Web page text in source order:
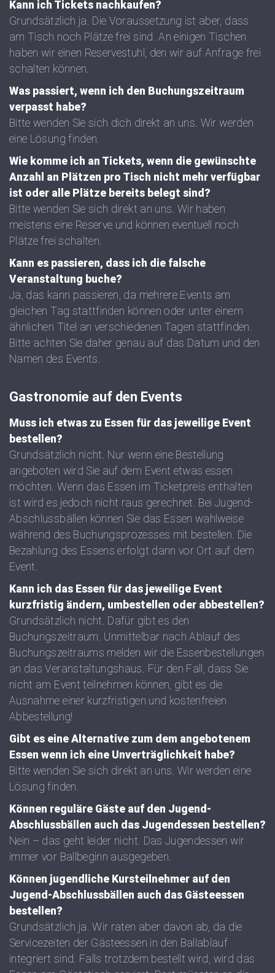
Kann ich Tickets nachkaufen?
Grundsätzlich ja. Die Voraussetzung ist aber, dass
am Tisch noch Plätze frei sind. An einigen Tischen
haben wir einen Reservestuhl, den wir auf Anfrage frei
schalten können.
Was passiert, wenn ich den Buchungszeitraum
verpasst habe?
Bitte wenden Sie sich dich direkt an uns. Wir werden
eine Lösung finden.
Wie komme ich an Tickets, wenn die gewünschte
Anzahl an Plätzen pro Tisch nicht mehr verfügbar
ist oder alle Plätze bereits belegt sind?
Bitte wenden Sie sich direkt an uns. Wir haben
meistens eine Reserve und können eventuell noch
Plätze frei schalten.
Kann es passieren, dass ich die falsche
Veranstaltung buche?
Ja, das kann passieren, da mehrere Events am
gleichen Tag stattfinden können oder unter einem
ähnlichen Titel an verschiedenen Tagen stattfinden.
Bitte achten Sie daher genau auf das Datum und den
Namen des Events.
Gastronomie auf den Events
Muss ich etwas zu Essen für das jeweilige Event
bestellen?
Grundsätzlich nicht. Nur wenn eine Bestellung
angeboten wird Sie auf dem Event etwas essen
möchten. Wenn das Essen im Ticketpreis enthalten
ist wird es jedoch nicht raus gerechnet. Bei Jugend-
Abschlussbällen können Sie das Essen wahlweise
während des Buchungsprozesses mit bestellen. Die
Bezahlung des Essens erfolgt dann vor Ort auf dem
Event.
Kann ich das Essen für das jeweilige Event
kurzfristig ändern, umbestellen oder abbestellen?
Grundsätzlich nicht. Dafür gibt es den
Buchungszeitraum. Unmittelbar nach Ablauf des
Buchungszeitraums melden wir die Essenbestellungen
an das Veranstaltungshaus. Für den Fall, dass Sie
nicht am Event teilnehmen können, gibt es die
Ausnahme einer kurzfristigen und kostenfreien
Abbestellung!
Gibt es eine Alternative zum dem angebotenem
Essen wenn ich eine Unverträglichkeit habe?
Bitte wenden Sie sich direkt an uns. Wir werden eine
Lösung finden.
Können reguläre Gäste auf den Jugend-
Abschlussbällen auch das Jugendessen bestellen?
Nein – das geht leider nicht. Das Jugendessen wir
immer vor Ballbeginn ausgegeben.
Können jugendliche Kursteilnehmer auf den
Jugend-Abschlussbällen auch das Gästeessen
bestellen?
Grundsätzlich ja. Wir raten aber davon ab, da die
Servicezeiten der Gästeessen in den Ballablauf
integriert sind. Falls trotzdem bestellt wird, wird das